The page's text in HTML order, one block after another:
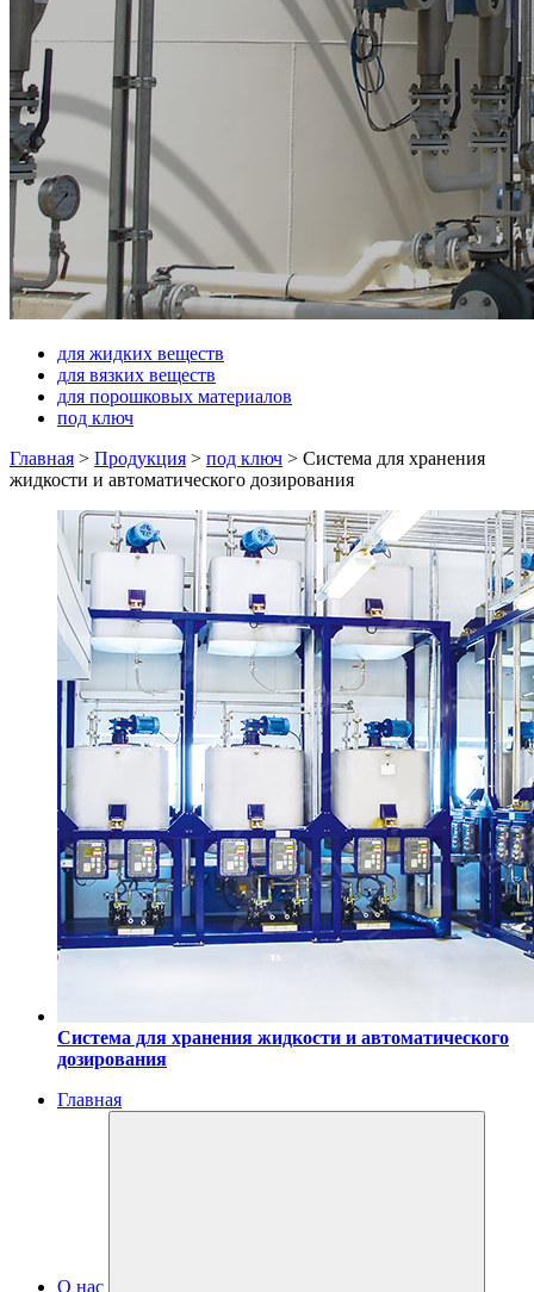
для жидких веществ
для вязких веществ
для порошковых материалов
под ключ
Главная > Продукция > под ключ > Система для хранения
жидкости и автоматического дозирования
Система для хранения жидкости и автоматического
дозирования
Главная
О нас